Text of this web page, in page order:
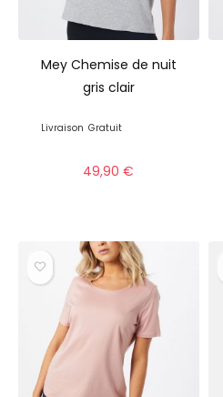
Mey Chemise de nuit
gris clair
Livraison Gratuit
49,90€